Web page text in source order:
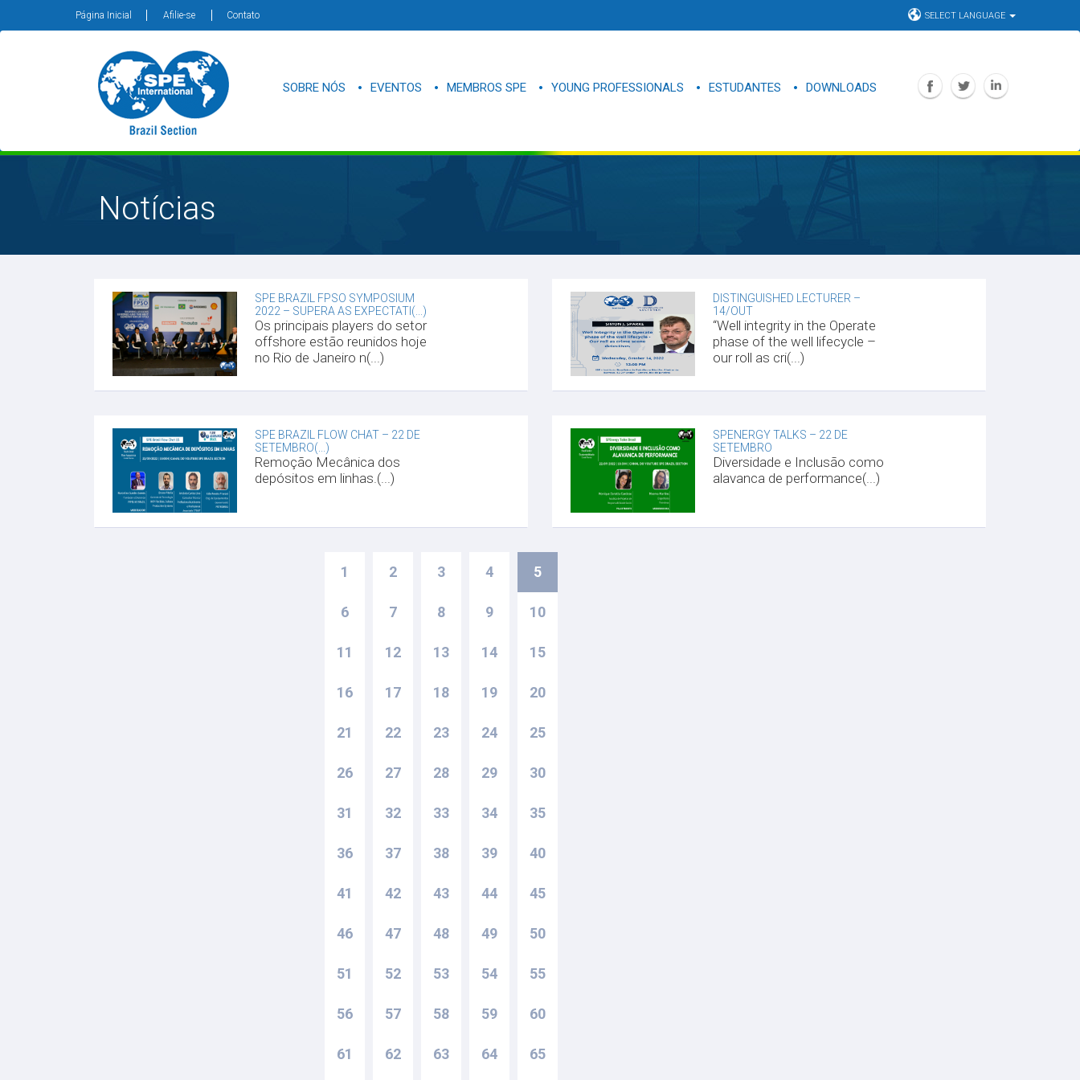
Página Inicial Afilie-se Contato SELECT LANGUAGE
SOBRE NÓS EVENTOS MEMBROS SPE YOUNG PROFESSIONALS ESTUDANTES DOWNLOADS
Notícias
SPE BRAZIL FPSO SYMPOSIUM
2022 – SUPERA AS EXPECTATI(...)
Os principais players do setor
offshore estão reunidos hoje
no Rio de Janeiro n(...)
DISTINGUISHED LECTURER –
14/OUT
“Well integrity in the Operate
phase of the well lifecycle –
our roll as cri(...)
SPE BRAZIL FLOW CHAT – 22 DE
SETEMBRO(...)
Remoção Mecânica dos
depósitos em linhas.(...)
SPENERGY TALKS – 22 DE
SETEMBRO
Diversidade e Inclusão como
alavanca de performance(...)
1 2 3 4 5
6 7 8 9 10
11 12 13 14 15
16 17 18 19 20
21 22 23 24 25
26 27 28 29 30
31 32 33 34 35
36 37 38 39 40
41 42 43 44 45
46 47 48 49 50
51 52 53 54 55
56 57 58 59 60
61 62 63 64 65